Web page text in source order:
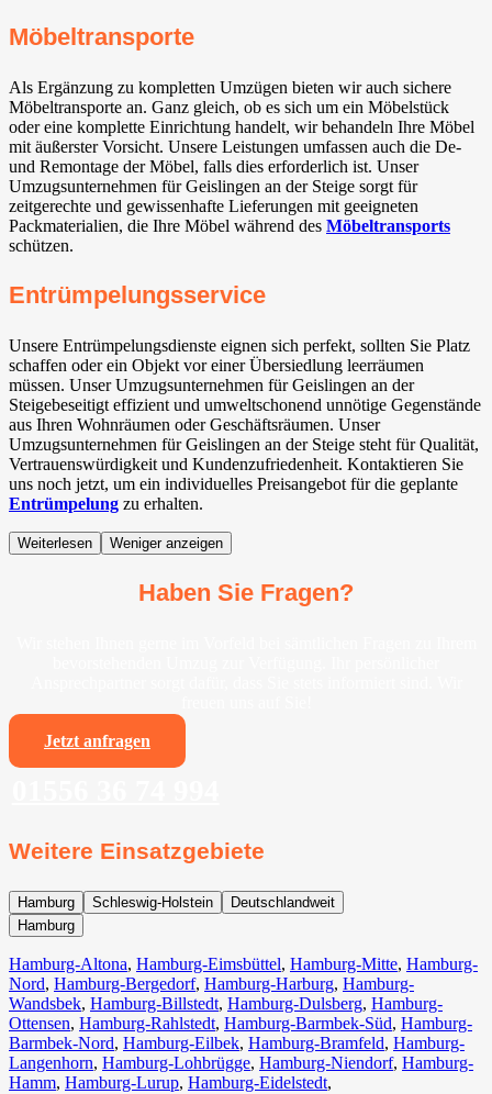
Möbeltransporte
Als Ergänzung zu kompletten Umzügen bieten wir auch sichere
Möbeltransporte an. Ganz gleich, ob es sich um ein Möbelstück
oder eine komplette Einrichtung handelt, wir behandeln Ihre Möbel
mit äußerster Vorsicht. Unsere Leistungen umfassen auch die De-
und Remontage der Möbel, falls dies erforderlich ist. Unser
Umzugsunternehmen für Geislingen an der Steige sorgt für
zeitgerechte und gewissenhafte Lieferungen mit geeigneten
Packmaterialien, die Ihre Möbel während des Möbeltransports
schützen.
Entrümpelungsservice
Unsere Entrümpelungsdienste eignen sich perfekt, sollten Sie Platz
schaffen oder ein Objekt vor einer Übersiedlung leerräumen
müssen. Unser Umzugsunternehmen für Geislingen an der
Steigebeseitigt effizient und umweltschonend unnötige Gegenstände
aus Ihren Wohnräumen oder Geschäftsräumen. Unser
Umzugsunternehmen für Geislingen an der Steige steht für Qualität,
Vertrauenswürdigkeit und Kundenzufriedenheit. Kontaktieren Sie
uns noch jetzt, um ein individuelles Preisangebot für die geplante
Entrümpelung zu erhalten.
Weiterlesen Weniger anzeigen
Haben Sie Fragen?
Jetzt anfragen
Weitere Einsatzgebiete
Hamburg Schleswig-Holstein
Deutschlandweit
Hamburg
Hamburg-Altona, Hamburg-Eimsbüttel, Hamburg-Mitte, Hamburg-
Nord, Hamburg-Bergedorf, Hamburg-Harburg, Hamburg-
Wandsbek, Hamburg-Billstedt, Hamburg-Dulsberg, Hamburg-
Ottensen, Hamburg-Rahlstedt, Hamburg-Barmbek-Süd, Hamburg-
Barmbek-Nord, Hamburg-Eilbek, Hamburg-Bramfeld, Hamburg-
Langenhorn, Hamburg-Lohbrügge, Hamburg-Niendorf, Hamburg-
Hamm, Hamburg-Lurup, Hamburg-Eidelstedt,